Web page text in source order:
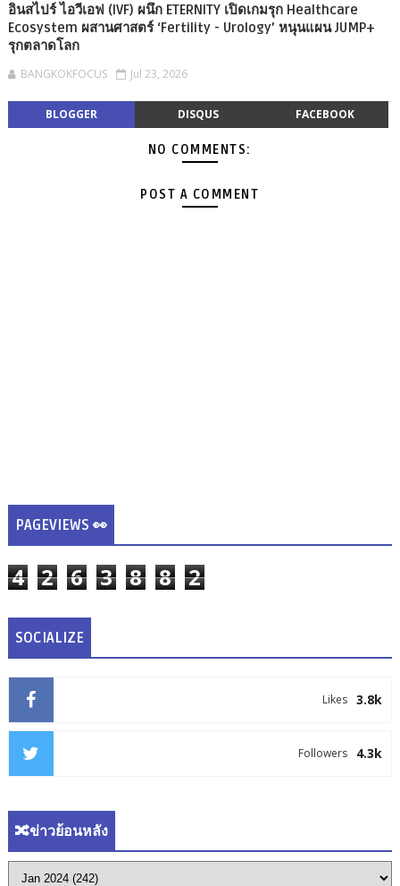
อินสไปร์ ไอวีเอฟ (IVF) ผนึก ETERNITY เปิดเกมรุก Healthcare
Ecosystem ผสานศาสตร์ ‘Fertility - Urology’ หนุนแผน JUMP+
รุกตลาดโลก
BANGKOKFOCUS Jul 23, 2026
BLOGGER DISQUS FACEBOOK
NO COMMENTS:
POST A COMMENT
PAGEVIEWS 👀
4 2 6 3 8 8 2
SOCIALIZE
3.8k
Likes
4.3k
Followers
🔀ข่าวย้อนหลัง